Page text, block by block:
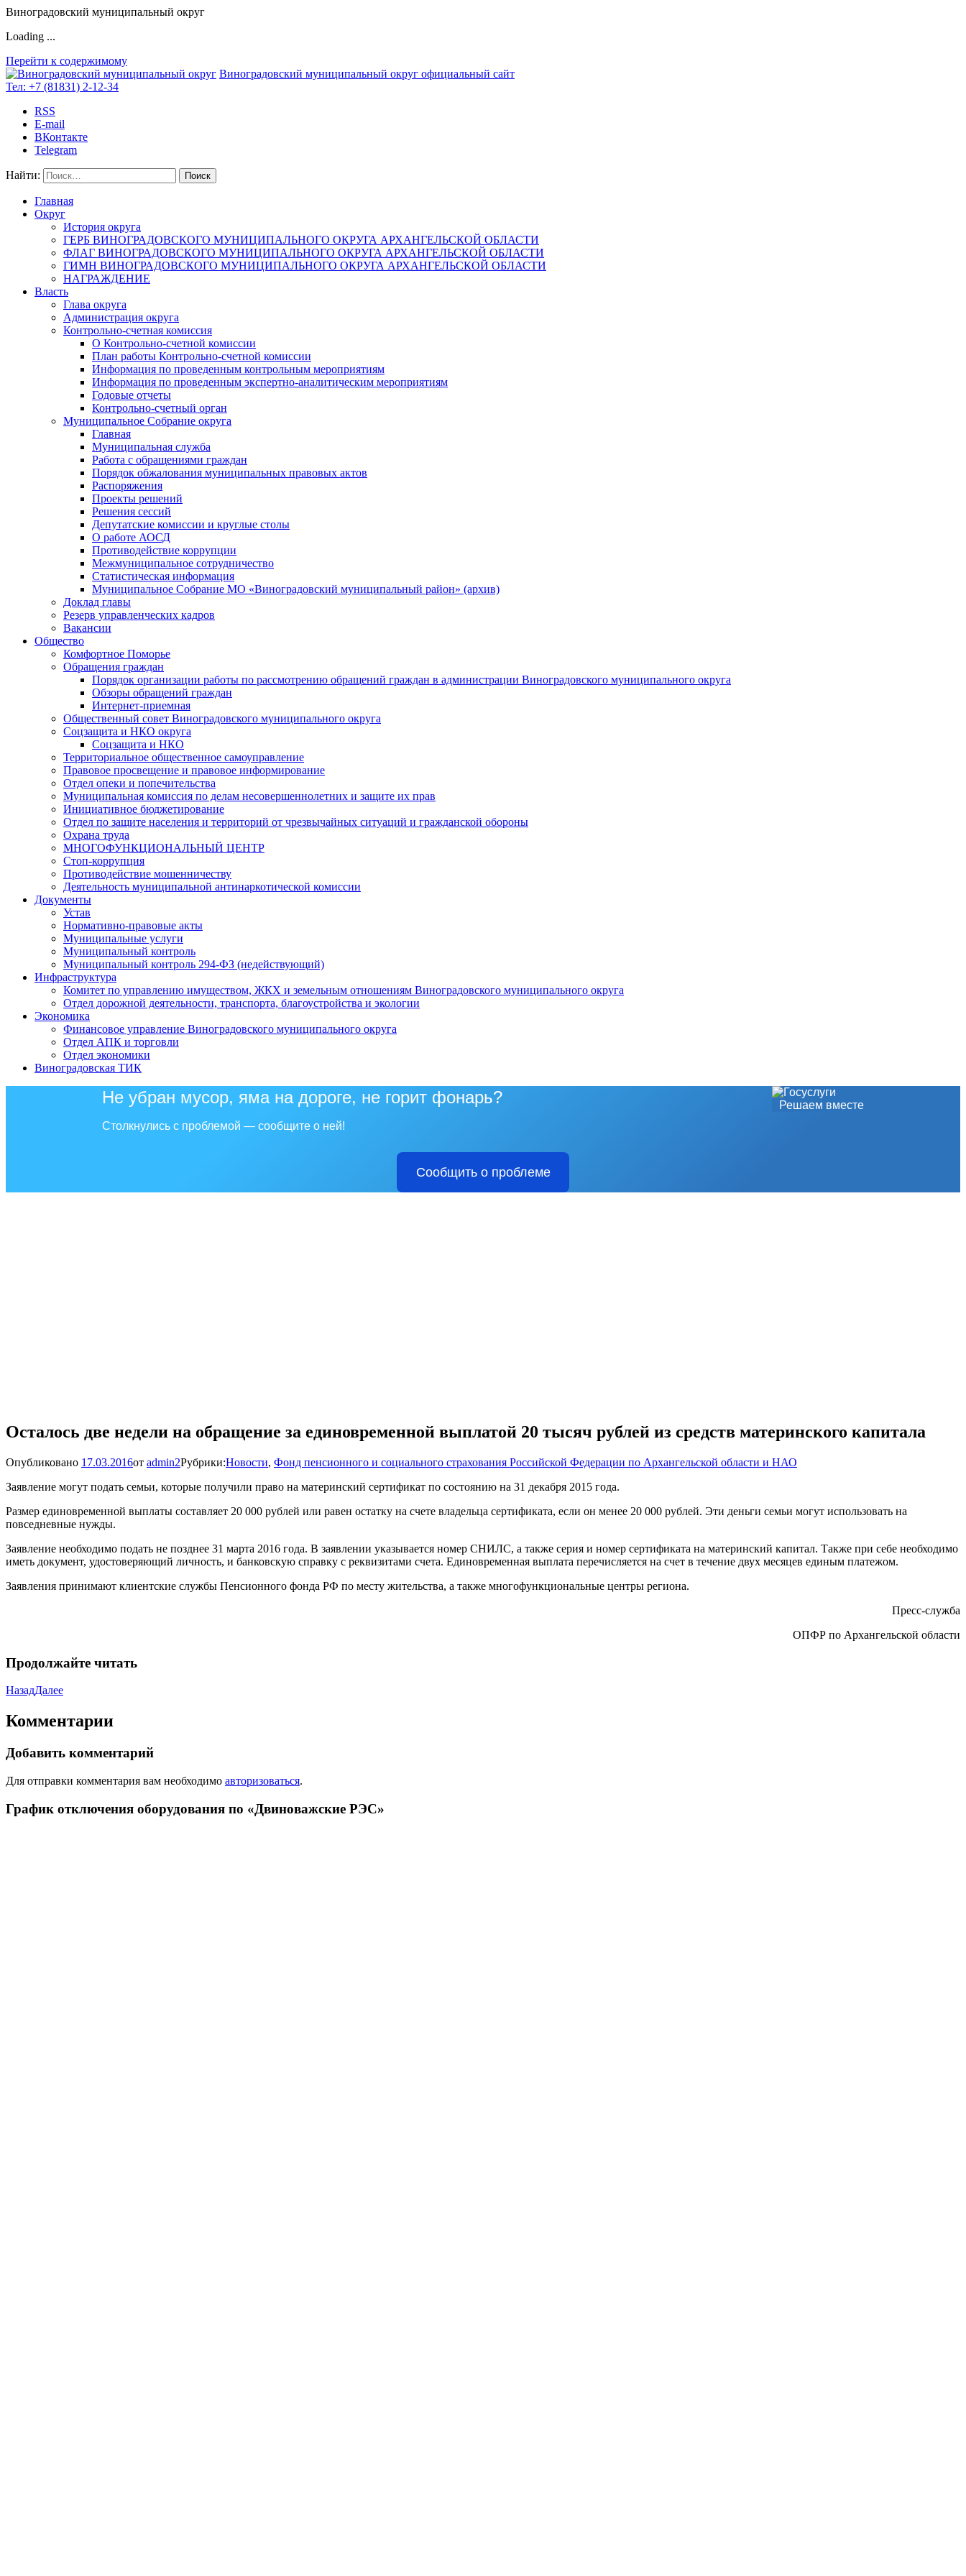
Виноградовский муниципальный округ
Loading ...
Перейти к содержимому
Виноградовский муниципальный округ официальный сайт
Тел: +7 (81831) 2-12-34
RSS
E-mail
ВКонтакте
Telegram
Найти:
Главная
Округ
История округа
ГЕРБ ВИНОГРАДОВСКОГО МУНИЦИПАЛЬНОГО ОКРУГА АРХАНГЕЛЬСКОЙ ОБЛАСТИ
ФЛАГ ВИНОГРАДОВСКОГО МУНИЦИПАЛЬНОГО ОКРУГА АРХАНГЕЛЬСКОЙ ОБЛАСТИ
ГИМН ВИНОГРАДОВСКОГО МУНИЦИПАЛЬНОГО ОКРУГА АРХАНГЕЛЬСКОЙ ОБЛАСТИ
НАГРАЖДЕНИЕ
Власть
Глава округа
Администрация округа
Контрольно-счетная комиссия
О Контрольно-счетной комиссии
План работы Контрольно-счетной комиссии
Информация по проведенным контрольным мероприятиям
Информация по проведенным экспертно-аналитическим мероприятиям
Годовые отчеты
Контрольно-счетный орган
Муниципальное Собрание округа
Главная
Муниципальная служба
Работа с обращениями граждан
Порядок обжалования муниципальных правовых актов
Распоряжения
Проекты решений
Решения сессий
Депутатские комиссии и круглые столы
О работе АОСД
Противодействие коррупции
Межмуниципальное сотрудничество
Статистическая информация
Муниципальное Собрание МО «Виноградовский муниципальный район» (архив)
Доклад главы
Резерв управленческих кадров
Вакансии
Общество
Комфортное Поморье
Обращения граждан
Порядок организации работы по рассмотрению обращений граждан в администрации Виноградовского муниципального округа
Обзоры обращений граждан
Интернет-приемная
Общественный совет Виноградовского муниципального округа
Соцзащита и НКО округа
Соцзащита и НКО
Территориальное общественное самоуправление
Правовое просвещение и правовое информирование
Отдел опеки и попечительства
Муниципальная комиссия по делам несовершеннолетних и защите их прав
Инициативное бюджетирование
Отдел по защите населения и территорий от чрезвычайных ситуаций и гражданской обороны
Охрана труда
МНОГОФУНКЦИОНАЛЬНЫЙ ЦЕНТР
Стоп-коррупция
Противодействие мошенничеству
Деятельность муниципальной антинаркотической комиссии
Документы
Устав
Нормативно-правовые акты
Муниципальные услуги
Муниципальный контроль
Муниципальный контроль 294-ФЗ (недействующий)
Инфраструктура
Комитет по управлению имуществом, ЖКХ и земельным отношениям Виноградовского муниципального округа
Отдел дорожной деятельности, транспорта, благоустройства и экологии
Экономика
Финансовое управление Виноградовского муниципального округа
Отдел АПК и торговли
Отдел экономики
Виноградовская ТИК
Решаем вместе
Не убран мусор, яма на дороге, не горит фонарь?
Столкнулись с проблемой — сообщите о ней!
Сообщить о проблеме
Осталось две недели на обращение за единовременной выплатой 20 тысяч рублей из средств материнского капитала
Опубликовано 17.03.2016от admin2Рубрики:Новости, Фонд пенсионного и социального страхования Российской Федерации по Архангельской области и НАО
Заявление могут подать семьи, которые получили право на материнский сертификат по состоянию на 31 декабря 2015 года.
Размер единовременной выплаты составляет 20 000 рублей или равен остатку на счете владельца сертификата, если он менее 20 000 рублей. Эти деньги семьи могут использовать на
повседневные нужды.
Заявление необходимо подать не позднее 31 марта 2016 года. В заявлении указывается номер СНИЛС, а также серия и номер сертификата на материнский капитал. Также при себе необходимо
иметь документ, удостоверяющий личность, и банковскую справку с реквизитами счета. Единовременная выплата перечисляется на счет в течение двух месяцев единым платежом.
Заявления принимают клиентские службы Пенсионного фонда РФ по месту жительства, а также многофункциональные центры региона.
Пресс-служба
ОПФР по Архангельской области
Продолжайте читать
НазадДалее
Комментарии
Добавить комментарий
Для отправки комментария вам необходимо авторизоваться.
График отключения оборудования по «Двиноважские РЭС»